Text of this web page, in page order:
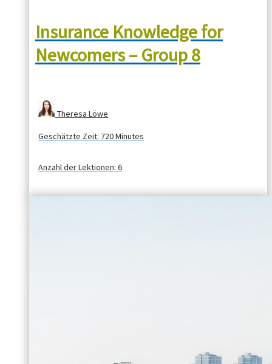
Insurance Knowledge for
Newcomers – Group 8
Theresa Löwe
Geschätzte Zeit: 720 Minutes
Anzahl der Lektionen: 6